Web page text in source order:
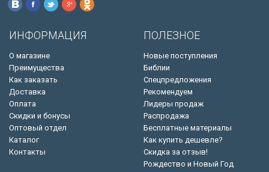
ИНФОРМАЦИЯ
О магазине
Преимущества
Как заказать
Доставка
Оплата
Скидки и бонусы
Оптовый отдел
Каталог
Контакты
ПОЛЕЗНОЕ
Новые поступления
Библии
Спецпредложения
Рекомендуем
Лидеры продаж
Распродажа
Бесплатные материалы
Как купить дешевле?
Скидка за отзыв!
Рождество и Новый Год